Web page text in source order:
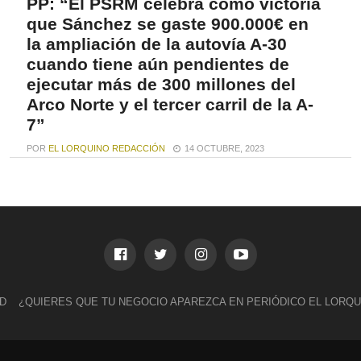
que Sánchez se gaste 900.000€ en
la ampliación de la autovía A-30
cuando tiene aún pendientes de
ejecutar más de 300 millones del
Arco Norte y el tercer carril de la A-
7”
POREL LORQUINO REDACCIÓN 14 OCTUBRE, 2023
¿QUIERES QUE TU NEGOCIO APAREZCA EN PERIÓDICO EL